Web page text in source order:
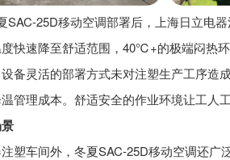
SAC-25D移动空调部署后，上海日立电
度快速降至舒适范围，40℃+的极端闷热
备灵活的部署方式未对注塑生产工序造
管理成本。舒适安全的作业环境让工人
塑车间外，冬夏SAC-25D移动空调还